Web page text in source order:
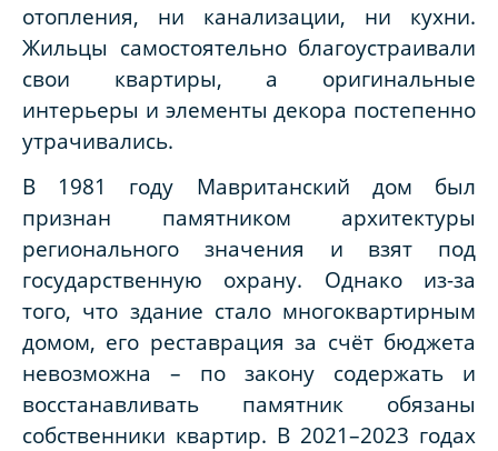
отопления, ни канализации, ни кухни.
Жильцы самостоятельно благоустраивали
свои квартиры, а оригинальные
интерьеры и элементы декора постепенно
утрачивались.
В 1981 году Мавританский дом был
признан памятником архитектуры
регионального значения и взят под
государственную охрану. Однако из-за
того, что здание стало многоквартирным
домом, его реставрация за счёт бюджета
невозможна – по закону содержать и
восстанавливать памятник обязаны
собственники квартир. В 2021–2023 годах